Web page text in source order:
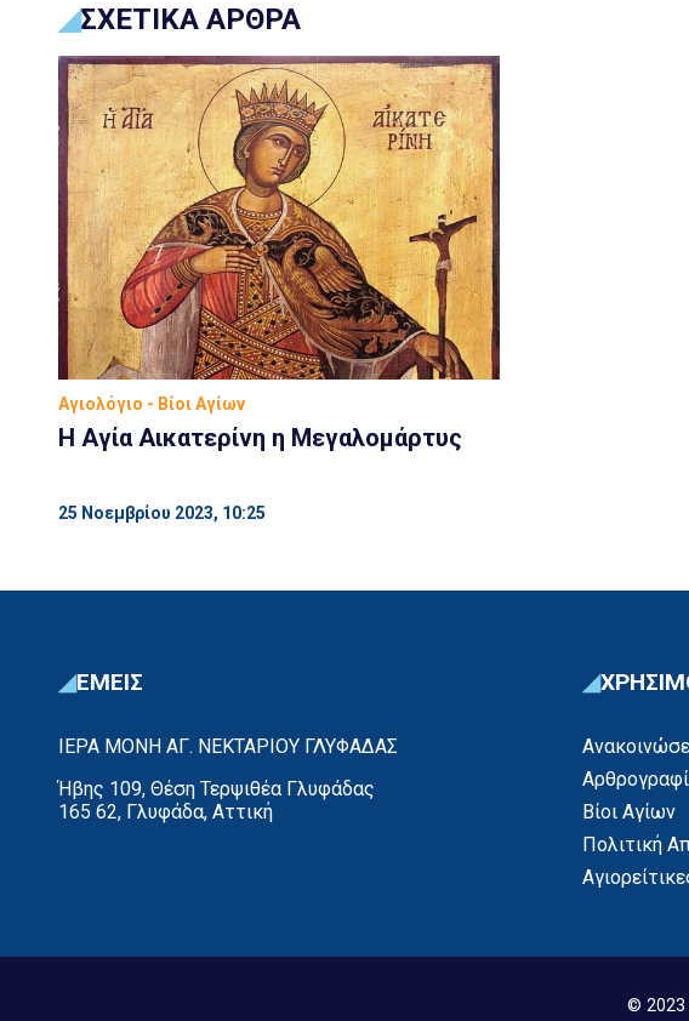
ΣΧΕΤΙΚΑ ΑΡΘΡΑ
Αγιολόγιο - Βίοι Αγίων
Η Αγία Αικατερίνη η Μεγαλομάρτυς
25 Νοεμβρίου 2023, 10:25
ΕΜΕΙΣ
ΙΕΡΑ ΜΟΝΗ ΑΓ. ΝΕΚΤΑΡΙΟΥ ΓΛΥΦΑΔΑΣ
Ήβης 109, Θέση Τερψιθέα Γλυφάδας
165 62, Γλυφάδα, Αττική
Βίοι Αγίων
Πολιτική
©